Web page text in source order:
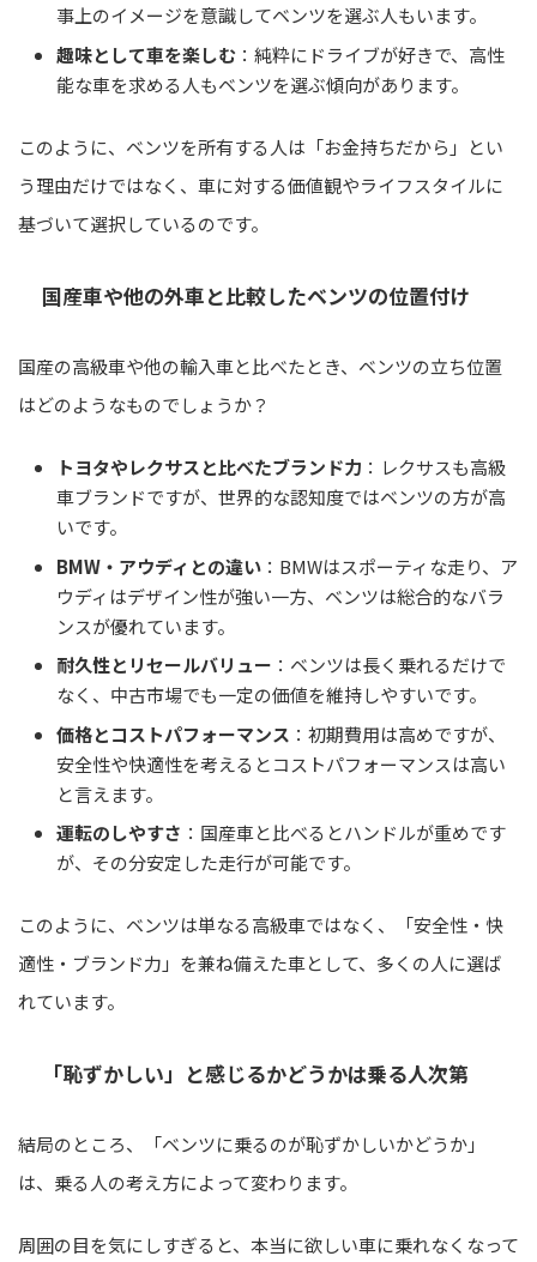
事上のイメージを意識してベンツを選ぶ人もいます。
趣味として車を楽しむ ：純粋にドライブが好きで、高性
能な車を求める人もベンツを選ぶ傾向があります。
このように、ベンツを所有する人は「お金持ちだから」とい
う理由だけではなく、車に対する価値観やライフスタイルに
基づいて選択しているのです。
国産車や他の外車と比較したベンツの位置付け
国産の高級車や他の輸入車と比べたとき、ベンツの立ち位置
はどのようなものでしょうか？
トヨタやレクサスと比べたブランド力 ：レクサスも高級
車ブランドですが、世界的な認知度ではベンツの方が高
いです。
BMW・アウディとの違い ：BMWはスポーティな走り、ア
ウディはデザイン性が強い一方、ベンツは総合的なバラ
ンスが優れています。
耐久性とリセールバリュー ：ベンツは長く乗れるだけで
なく、中古市場でも一定の価値を維持しやすいです。
価格とコストパフォーマンス ：初期費用は高めですが、
安全性や快適性を考えるとコストパフォーマンスは高い
と言えます。
運転のしやすさ ：国産車と比べるとハンドルが重めです
が、その分安定した走行が可能です。
このように、ベンツは単なる高級車ではなく、「安全性・快
適性・ブランド力」を兼ね備えた車として、多くの人に選ば
れています。
「恥ずかしい」と感じるかどうかは乗る人次第
結局のところ、「ベンツに乗るのが恥ずかしいかどうか」
は、乗る人の考え方によって変わります。
周囲の目を気にしすぎると、本当に欲しい車に乗れなくなって